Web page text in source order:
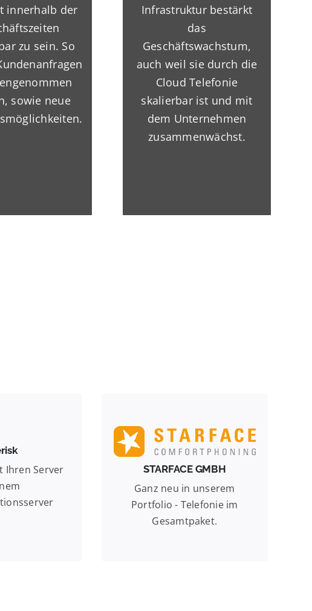
innerhalb der
zu sein. So
sowie neue
Infrastruktur bestärkt
das
Geschäftswachstum,
auch weil sie durch die
Cloud Telefonie
skalierbar ist und mit
dem Unternehmen
zusammenwächst.
Ihren Server
mit einer
einfach
STARFACE GMBH
Ganz neu in unserem
Portfolio - Telefonie im
Gesamtpaket.
Kommunikation.
STARFACE GmbH
Die STARFACE bietet ein
umfangreiches
Produktportfolio mit einem
hohen Sicherheitsfaktor.